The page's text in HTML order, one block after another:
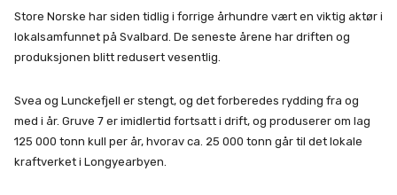
Store Norske har siden tidlig i forrige århundre vært en viktig aktør i
lokalsamfunnet på Svalbard. De seneste årene har driften og
produksjonen blitt redusert vesentlig.
Svea og Lunckefjell er stengt, og det forberedes rydding fra og
med i år. Gruve 7 er imidlertid fortsatt i drift, og produserer om lag
125 000 tonn kull per år, hvorav ca. 25 000 tonn går til det lokale
kraftverket i Longyearbyen.